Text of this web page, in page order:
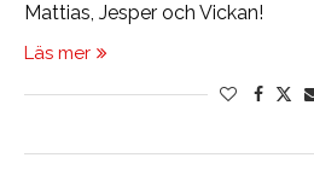
Mattias, Jesper och Vickan!
Läs mer